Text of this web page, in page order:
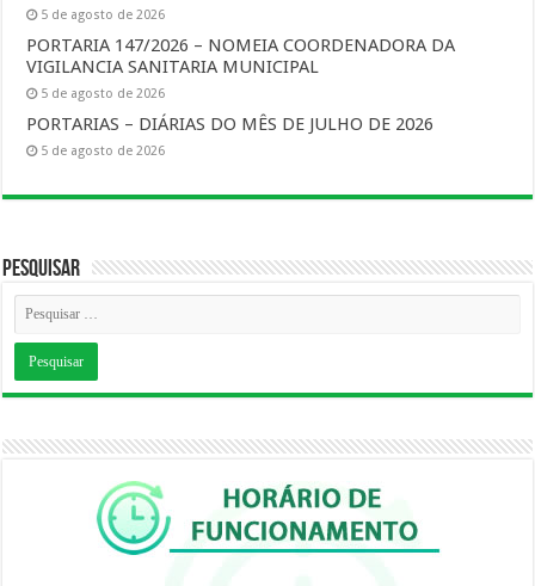
5 de agosto de 2026
PORTARIA 147/2026 – NOMEIA COORDENADORA DA
VIGILANCIA SANITARIA MUNICIPAL
5 de agosto de 2026
PORTARIAS – DIÁRIAS DO MÊS DE JULHO DE 2026
5 de agosto de 2026
Pesquisar